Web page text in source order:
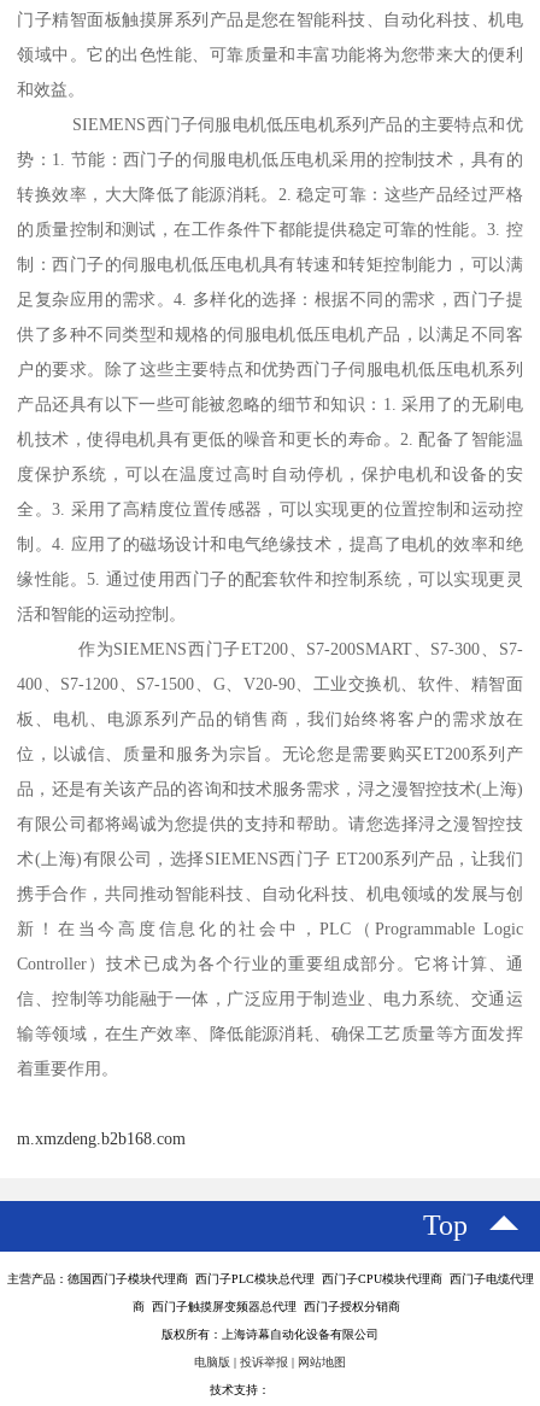
门子精智面板触摸屏系列产品是您在智能科技、自动化科技、机电
领域中。它的出色性能、可靠质量和丰富功能将为您带来大的便利
和效益。
SIEMENS西门子伺服电机低压电机系列产品的主要特点和优
势：1. 节能：西门子的伺服电机低压电机采用的控制技术，具有的
转换效率，大大降低了能源消耗。2. 稳定可靠：这些产品经过严格
的质量控制和测试，在工作条件下都能提供稳定可靠的性能。3. 控
制：西门子的伺服电机低压电机具有转速和转矩控制能力，可以满
足复杂应用的需求。4. 多样化的选择：根据不同的需求，西门子提
供了多种不同类型和规格的伺服电机低压电机产品，以满足不同客
户的要求。除了这些主要特点和优势西门子伺服电机低压电机系列
产品还具有以下一些可能被忽略的细节和知识：1. 采用了的无刷电
机技术，使得电机具有更低的噪音和更长的寿命。2. 配备了智能温
度保护系统，可以在温度过高时自动停机，保护电机和设备的安
全。3. 采用了高精度位置传感器，可以实现更的位置控制和运动控
制。4. 应用了的磁场设计和电气绝缘技术，提髙了电机的效率和绝
缘性能。5. 通过使用西门子的配套软件和控制系统，可以实现更灵
活和智能的运动控制。
作为SIEMENS西门子ET200、S7-200SMART、S7-300、S7-
400、S7-1200、S7-1500、G、V20-90、工业交换机、软件、精智面
板、电机、电源系列产品的销售商，我们始终将客户的需求放在
位，以诚信、质量和服务为宗旨。无论您是需要购买ET200系列产
品，还是有关该产品的咨询和技术服务需求，浔之漫智控技术(上海)
有限公司都将竭诚为您提供的支持和帮助。请您选择浔之漫智控技
术(上海)有限公司，选择SIEMENS西门子 ET200系列产品，让我们
携手合作，共同推动智能科技、自动化科技、机电领域的发展与创
新！在当今高度信息化的社会中，PLC（Programmable Logic
Controller）技术已成为各个行业的重要组成部分。它将计算、通
信、控制等功能融于一体，广泛应用于制造业、电力系统、交通运
输等领域，在生产效率、降低能源消耗、确保工艺质量等方面发挥
着重要作用。
m.xmzdeng.b2b168.com
Top
主营产品：德国西门子模块代理商 西门子PLC模块总代理 西门子CPU模块代理商 西门子电缆代理
商 西门子触摸屏变频器总代理 西门子授权分销商
版权所有：上海诗幕自动化设备有限公司
电脑版 | 投诉举报 | 网站地图
技术支持：